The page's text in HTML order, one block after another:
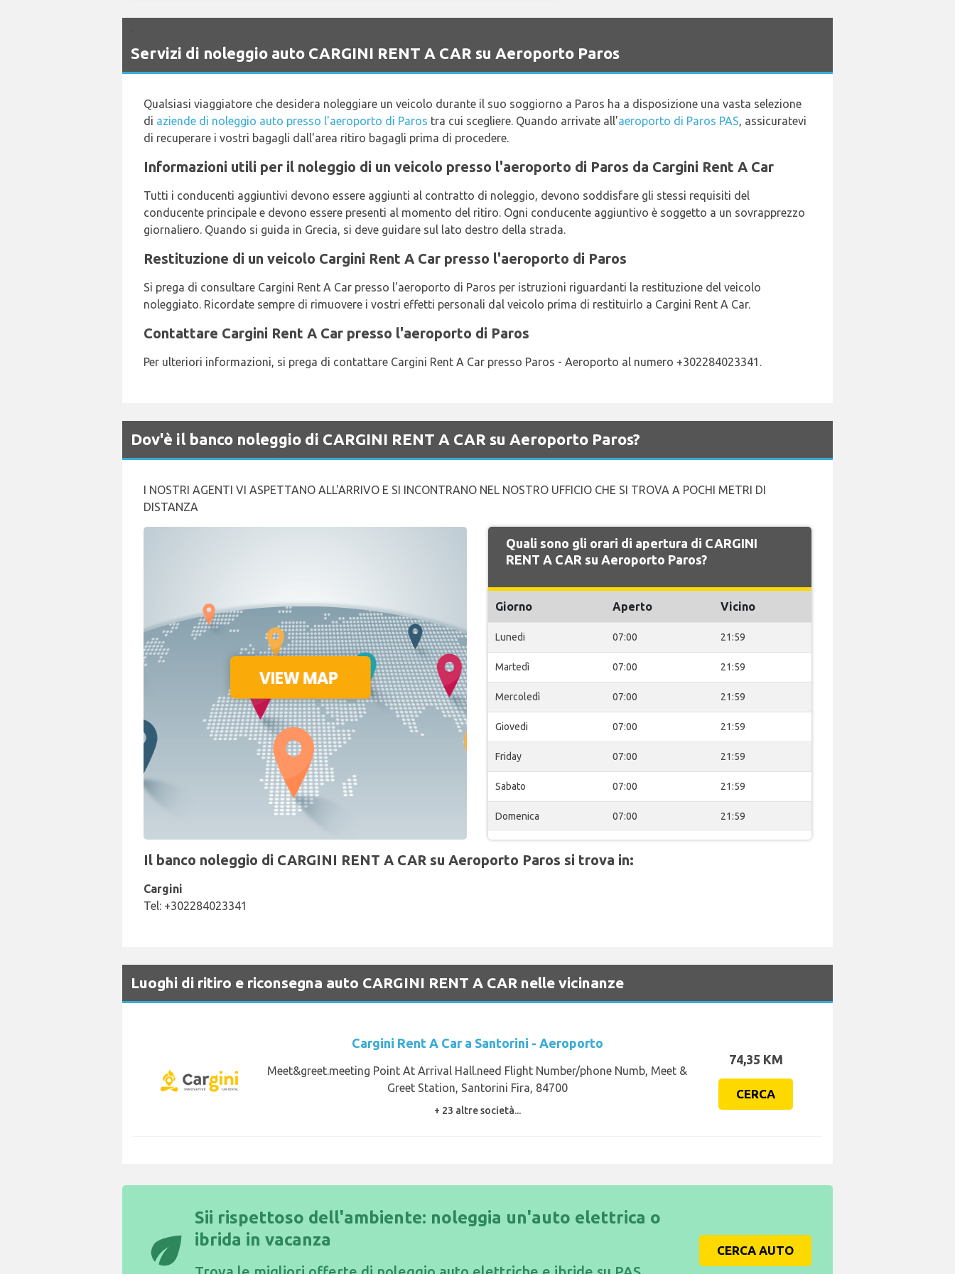
Servizi di noleggio auto CARGINI RENT A CAR su Aeroporto Paros
Qualsiasi viaggiatore che desidera noleggiare un veicolo durante il suo soggiorno a Paros ha a disposizione una vasta selezione
di aziende di noleggio auto presso l'aeroporto di Paros tra cui scegliere. Quando arrivate all'aeroporto di Paros PAS, assicuratevi
di recuperare i vostri bagagli dall'area ritiro bagagli prima di procedere.
Informazioni utili per il noleggio di un veicolo presso l'aeroporto di Paros da Cargini Rent A Car
Tutti i conducenti aggiuntivi devono essere aggiunti al contratto di noleggio, devono soddisfare gli stessi requisiti del
conducente principale e devono essere presenti al momento del ritiro. Ogni conducente aggiuntivo è soggetto a un sovrapprezzo
giornaliero. Quando si guida in Grecia, si deve guidare sul lato destro della strada.
Restituzione di un veicolo Cargini Rent A Car presso l'aeroporto di Paros
Si prega di consultare Cargini Rent A Car presso l'aeroporto di Paros per istruzioni riguardanti la restituzione del veicolo
noleggiato. Ricordate sempre di rimuovere i vostri effetti personali dal veicolo prima di restituirlo a Cargini Rent A Car.
Contattare Cargini Rent A Car presso l'aeroporto di Paros
Per ulteriori informazioni, si prega di contattare Cargini Rent A Car presso Paros - Aeroporto al numero +302284023341.
Dov'è il banco noleggio di CARGINI RENT A CAR su Aeroporto Paros?
I NOSTRI AGENTI VI ASPETTANO ALL'ARRIVO E SI INCONTRANO NEL NOSTRO UFFICIO CHE SI TROVA A POCHI METRI DI
DISTANZA
Quali sono gli orari di apertura di CARGINI
RENT A CAR su Aeroporto Paros?
Giorno Aperto Vicino
Lunedi 07:00 21:59
Martedì 07:00 21:59
Mercoledì 07:00 21:59
Giovedi 07:00 21:59
Friday 07:00 21:59
Sabato 07:00 21:59
Domenica 07:00 21:59
Il banco noleggio di CARGINI RENT A CAR su Aeroporto Paros si trova in:
Cargini
Tel: +302284023341
Luoghi di ritiro e riconsegna auto CARGINI RENT A CAR nelle vicinanze
Cargini Rent A Car a Santorini - Aeroporto
Meet&greet.meeting Point At Arrival Hall.need Flight Number/phone Numb, Meet &
Greet Station, Santorini Fira, 84700
+ 23 altre società...
74,35 KM
CERCA
eco
Sii rispettoso dell'ambiente: noleggia un'auto elettrica o
ibrida in vacanza
CERCA AUTO